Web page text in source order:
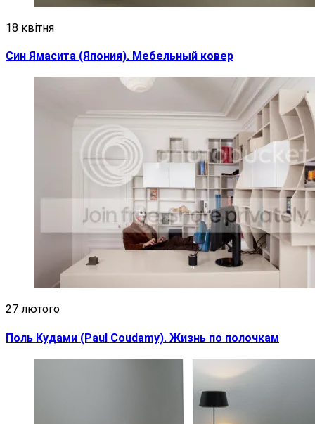
18 квітня
Син Ямасита (Япония). Мебельный ковер
27 лютого
Поль Кудами (Paul Coudamy). Жизнь по полочкам